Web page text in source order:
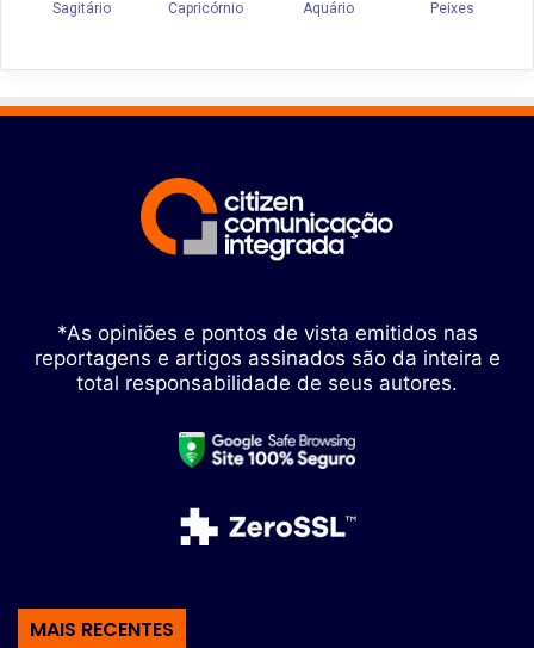
*As opiniões e pontos de vista emitidos nas
reportagens e artigos assinados são da inteira e
total responsabilidade de seus autores.
MAIS RECENTES